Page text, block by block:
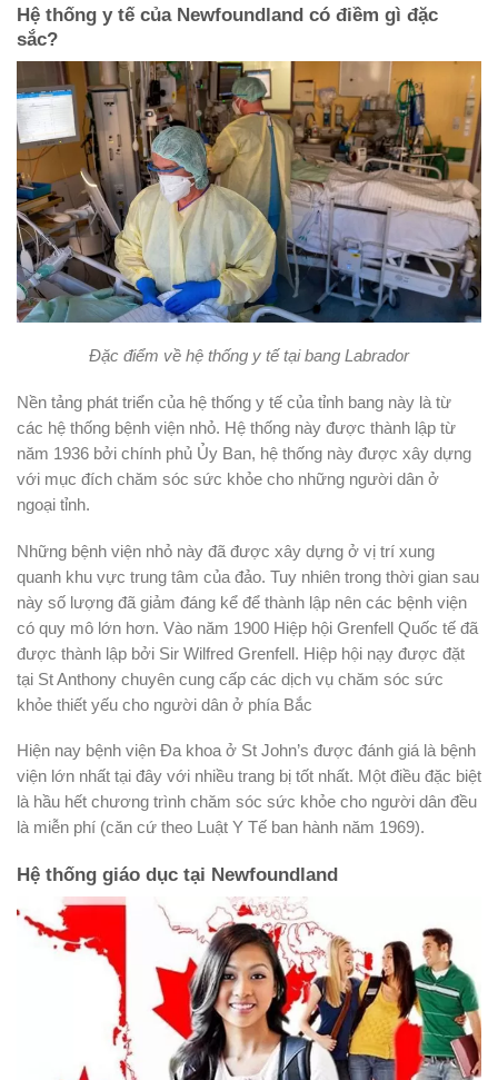
Hệ thống y tế của Newfoundland có điềm gì đặc
sắc?
Đặc điểm về hệ thống y tế tại bang Labrador
Nền tảng phát triển của hệ thống y tế của tỉnh bang này là từ
các hệ thống bệnh viện nhỏ. Hệ thống này được thành lập từ
năm 1936 bởi chính phủ Ủy Ban, hệ thống này được xây dựng
với mục đích chăm sóc sức khỏe cho những người dân ở
ngoại tỉnh.
Những bệnh viện nhỏ này đã được xây dựng ở vị trí xung
quanh khu vực trung tâm của đảo. Tuy nhiên trong thời gian sau
này số lượng đã giảm đáng kể để thành lập nên các bệnh viện
có quy mô lớn hơn. Vào năm 1900 Hiệp hội Grenfell Quốc tế đã
được thành lập bởi Sir Wilfred Grenfell. Hiệp hội nạy được đặt
tại St Anthony chuyên cung cấp các dịch vụ chăm sóc sức
khỏe thiết yếu cho người dân ở phía Bắc
Hiện nay bệnh viện Đa khoa ở St John’s được đánh giá là bệnh
viện lớn nhất tại đây với nhiều trang bị tốt nhất. Một điều đặc biệt
là hầu hết chương trình chăm sóc sức khỏe cho người dân đều
là miễn phí (căn cứ theo Luật Y Tế ban hành năm 1969).
Hệ thống giáo dục tại Newfoundland